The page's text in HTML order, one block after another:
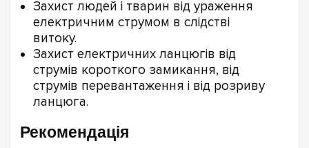
Захист людей і тварин від ураження
електричним струмом в слідстві
витоку.
Захист електричних ланцюгів від
струмів короткого замикання, від
струмів перевантаження і від розриву
ланцюга.
Рекомендація